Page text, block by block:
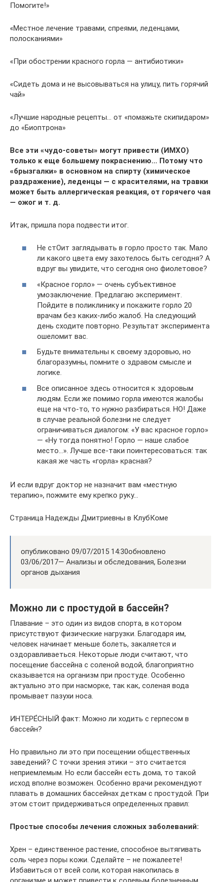
Помогите!»
«Местное лечение травами, спреями, леденцами,
полосканиями»
«При обострении красного горла — антибиотики»
«Сидеть дома и не высовываться на улицу, пить горячий
чай»
«Лучшие народные рецепты… от «помажьте скипидаром»
до «Биоптрона»
Все эти «чудо-советы» могут привести (ИМХО)
только к еще большему покраснению… Потому что
«брызгалки» в основном на спирту (химическое
раздражение), леденцы — с красителями, на травки
может быть аллергическая реакция, от горячего чая
— ожог и т. д.
Итак, пришла пора подвести итог.
Не стОит заглядывать в горло просто так. Мало
ли какого цвета ему захотелось быть сегодня? А
вдруг вы увидите, что сегодня оно фиолетовое?
«Красное горло» — очень субъективное
умозаключение. Предлагаю эксперимент.
Пойдите в поликлинику и покажите горло 20
врачам без каких-либо жалоб. На следующий
день сходите повторно. Результат эксперимента
ошеломит вас.
Будьте внимательны к своему здоровью, но
благоразумны, помните о здравом смысле и
логике.
Все описанное здесь относится к здоровым
людям. Если же помимо горла имеются жалобы
еще на что-то, то нужно разбираться. НО! Даже
в случае реальной болезни не следует
ограничиваться диалогом: «У вас красное горло»
— «Ну тогда понятно! Горло — наше слабое
место…». Лучше все-таки поинтересоваться: так
какая же часть «горла» красная?
И если вдруг доктор не назначит вам «местную
терапию», пожмите ему крепко руку…
Страница Надежды Дмитриевны в КлубКоме
опубликовано 09/07/2015 14:30обновлено
03/06/2017— Анализы и обследования, Болезни
органов дыхания
Можно ли с простудой в бассейн?
Плавание – это один из видов спорта, в котором
присутствуют физические нагрузки. Благодаря им,
человек начинает меньше болеть, закаляется и
оздоравливаеться. Некоторые люди считают, что
посещение бассейна с соленой водой, благоприятно
сказывается на организм при простуде. Особенно
актуально это при насморке, так как, соленая вода
промывает пазухи носа.
ИНТЕРЕ́СНЫЙ факт: Можно ли ходить с герпесом в
бассейн?
Но правильно ли это при посещении общественных
заведений? С точки зрения этики – это считается
неприемлемым. Но если бассейн есть дома, то такой
исход вполне возможен. Особенно врачи рекомендуют
плавать в домашних бассейнах деткам с простудой. При
этом стоит придерживаться определенных правил:
Простые способы лечения сложных заболеваний:
Хрен – единственное растение, способное вытягивать
соль через поры кожи. Сделайте – не пожалеете!
Избавиться от всей соли, которая накопилась в